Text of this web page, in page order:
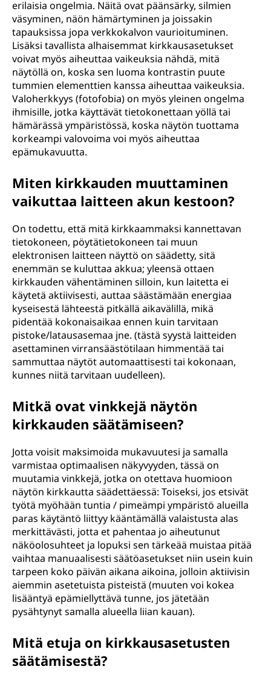
erilaisia ongelmia. Näitä ovat päänsärky, silmien
väsyminen, näön hämärtyminen ja joissakin
tapauksissa jopa verkkokalvon vaurioituminen.
Lisäksi tavallista alhaisemmat kirkkausasetukset
voivat myös aiheuttaa vaikeuksia nähdä, mitä
näytöllä on, koska sen luoma kontrastin puute
tummien elementtien kanssa aiheuttaa vaikeuksia.
Valoherkkyys (fotofobia) on myös yleinen ongelma
ihmisille, jotka käyttävät tietokonettaan yöllä tai
hämärässä ympäristössä, koska näytön tuottama
korkeampi valovoima voi myös aiheuttaa
epämukavuutta.
Miten kirkkauden muuttaminen
vaikuttaa laitteen akun kestoon?
On todettu, että mitä kirkkaammaksi kannettavan
tietokoneen, pöytätietokoneen tai muun
elektronisen laitteen näyttö on säädetty, sitä
enemmän se kuluttaa akkua; yleensä ottaen
kirkkauden vähentäminen silloin, kun laitetta ei
käytetä aktiivisesti, auttaa säästämään energiaa
kyseisestä lähteestä pitkällä aikavälillä, mikä
pidentää kokonaisaikaa ennen kuin tarvitaan
pistoke/latausasemaa jne. (tästä syystä laitteiden
asettaminen virransäästötilaan himmentää tai
sammuttaa näytöt automaattisesti tai kokonaan,
kunnes niitä tarvitaan uudelleen).
Mitkä ovat vinkkejä näytön
kirkkauden säätämiseen?
Jotta voisit maksimoida mukavuutesi ja samalla
varmistaa optimaalisen näkyvyyden, tässä on
muutamia vinkkejä, jotka on otettava huomioon
näytön kirkkautta säädettäessä: Toiseksi, jos etsivät
työtä myöhään tuntia / pimeämpi ympäristö alueilla
paras käytäntö liittyy kääntämällä valaistusta alas
merkittävästi, jotta et pahentaa jo aiheutunut
näköolosuhteet ja lopuksi sen tärkeää muistaa pitää
vaihtaa manuaalisesti säätöasetukset niin usein kuin
tarpeen koko päivän aikana aikoina, jolloin aktiivisin
aiemmin asetetuista pisteistä (muuten voi kokea
lisääntyä epämiellyttävä tunne, jos jätetään
pysähtynyt samalla alueella liian kauan).
Mitä etuja on kirkkausasetusten
säätämisestä?